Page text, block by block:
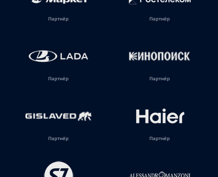
Партнёр Партнёр
Партнёр Партнёр
Партнёр Партнёр